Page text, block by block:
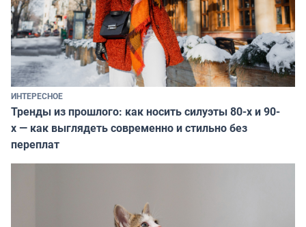
ИНТЕРЕСНОЕ
Тренды из прошлого: как носить силуэты 80-х и 90-
х — как выглядеть современно и стильно без
переплат